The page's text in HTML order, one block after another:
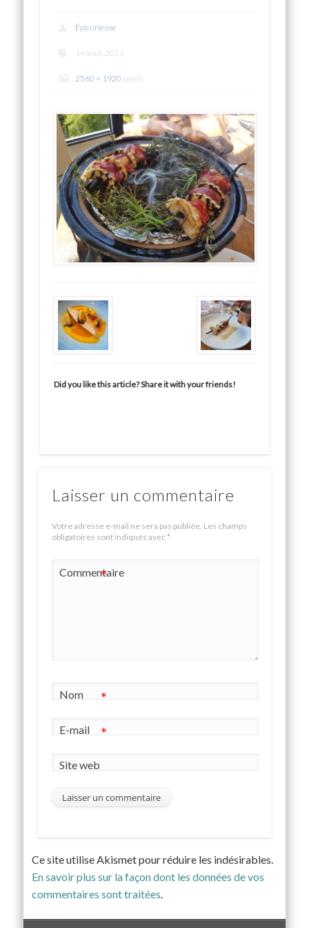
Épicurieuse
14 août, 2021
2560 × 1920 pixels
Did you like this article? Share it with your friends!
Laisser un commentaire
Votre adresse e-mail ne sera pas publiée. Les champs
obligatoires sont indiqués avec*
Commentaire
*
Nom *
E-mail *
Site web
Ce site utilise Akismet pour réduire les indésirables.
En savoir plus sur la façon dont les données de vos
commentaires sont traitées.